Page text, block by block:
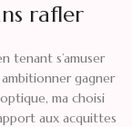
rafler
tenant s’amuser
gagner
ma choisi
aux acquittes